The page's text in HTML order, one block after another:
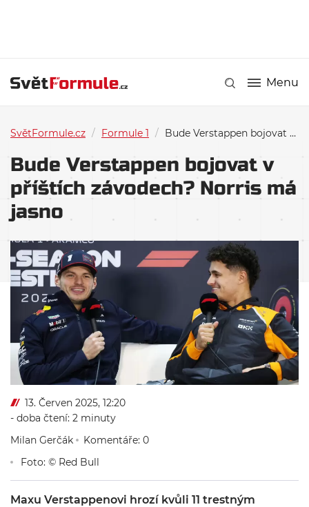
Menu
SvětFormule.cz / Formule 1 / Bude Verstappen bojovat v příštích závodech? Norris má jasno
Bude Verstappen bojovat v
příštích závodech? Norris má
jasno
13. Červen 2025, 12:20
- doba čtení: 2 minuty
Milan Gerčák
Komentáře: 0
Foto: © Red Bull
Maxu Verstappenovi hrozí kvůli 11 trestným